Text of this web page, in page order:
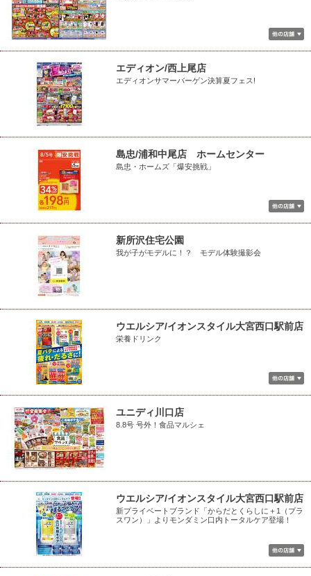
エディオン/西上尾店
エディオンサマーバーゲン決算夏フェス!
島忠/浦和中尾店 ホームセンター
島忠・ホームズ「爆安挑戦」
新所沢住宅公園
我が子がモデルに！？ モデル体験撮影会
ウエルシア/イオンスタイル大宮西口駅前店
栄養ドリンク
ユニディ川口店
8.8号 号外！食品マルシェ
ウエルシア/イオンスタイル大宮西口駅前店
新プライベートブランド「からだとくらしに＋1（プラ
スワン）」よりモンダミン口内トータルケア登場！